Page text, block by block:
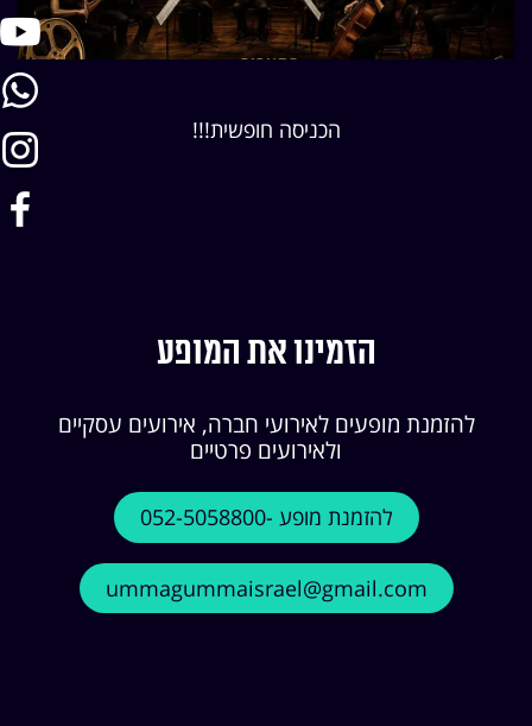
הכניסה חופשית!!!
הזמינו את המופע
להזמנת מופעים לאירועי חברה, אירועים עסקיים
ולאירועים פרטיים
להזמנת מופע -052-5058800
ummagummaisrael@gmail.com